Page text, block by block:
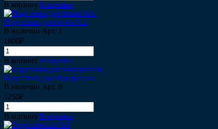
В корзину В корзине
Подставка для боров №1.
В наличии Арт. 1
1800₽
В корзину В корзине
Подставка для эндодонтии.
В наличии Арт. 0
1250₽
В корзину В корзине